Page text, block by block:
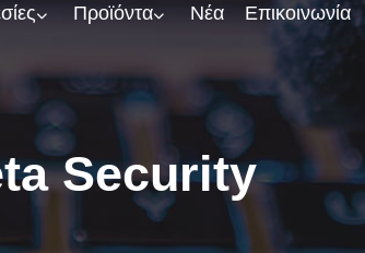
Προϊόντα Νέα Επικοινωνία
Security